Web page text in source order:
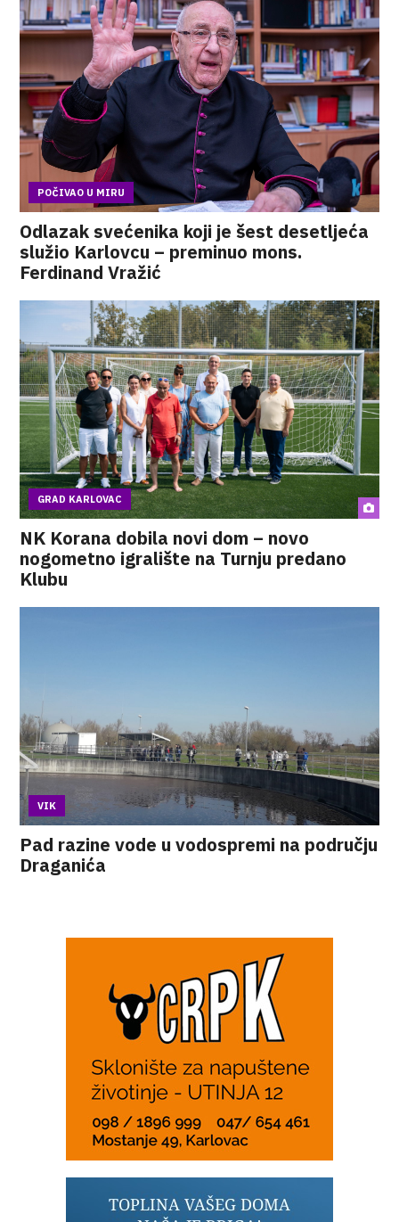
POČIVAO U MIRU
Odlazak svećenika koji je šest desetljeća
služio Karlovcu – preminuo mons.
Ferdinand Vražić
GRAD KARLOVAC
NK Korana dobila novi dom – novo
nogometno igralište na Turnju predano
Klubu
VIK
Pad razine vode u vodospremi na području
Draganića